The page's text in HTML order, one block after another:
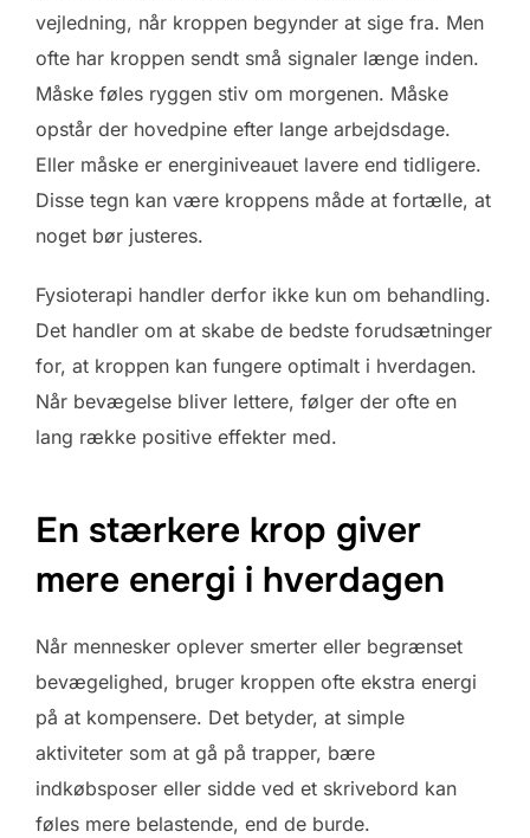
vejledning, når kroppen begynder at sige fra. Men
ofte har kroppen sendt små signaler længe inden.
Måske føles ryggen stiv om morgenen. Måske
opstår der hovedpine efter lange arbejdsdage.
Eller måske er energiniveauet lavere end tidligere.
Disse tegn kan være kroppens måde at fortælle, at
noget bør justeres.
Fysioterapi handler derfor ikke kun om behandling.
Det handler om at skabe de bedste forudsætninger
for, at kroppen kan fungere optimalt i hverdagen.
Når bevægelse bliver lettere, følger der ofte en
lang række positive effekter med.
En stærkere krop giver
mere energi i hverdagen
Når mennesker oplever smerter eller begrænset
bevægelighed, bruger kroppen ofte ekstra energi
på at kompensere. Det betyder, at simple
aktiviteter som at gå på trapper, bære
indkøbsposer eller sidde ved et skrivebord kan
føles mere belastende, end de burde.